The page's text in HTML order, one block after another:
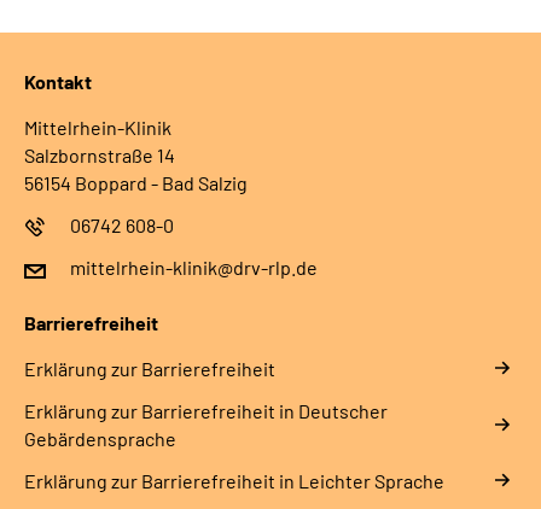
Kontakt
Mittelrhein-Klinik
Salzbornstraße 14
56154 Boppard - Bad Salzig
06742 608-0
mittelrhein-klinik@drv-rlp.de
Barrierefreiheit
Erklärung zur Barrierefreiheit
Erklärung zur Barrierefreiheit in Deutscher
Gebärdensprache
Erklärung zur Barrierefreiheit in Leichter Sprache